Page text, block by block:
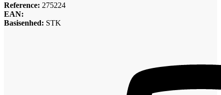
Reference: 275224
EAN:
Basisenhed: STK